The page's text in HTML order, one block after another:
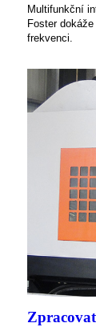
Multifunkční
Foster
frekvenci.